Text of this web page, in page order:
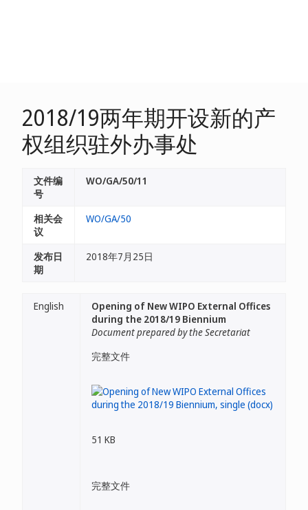
2018/19两年期开设新的产
权组织驻外办事处
文件编
号
WO/GA/50/11
相关会
议
WO/GA/50
发布日
期
2018年7月25日
English
Opening of New WIPO External Offices
during the 2018/19 Biennium
Document prepared by the Secretariat
完整文件
51 KB
完整文件